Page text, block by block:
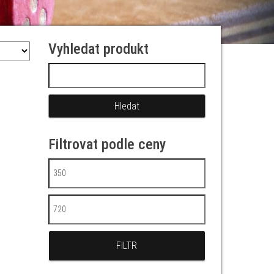
Vyhledat produkt
Filtrovat podle ceny
Minimální cena
Maximální cena
FILTR